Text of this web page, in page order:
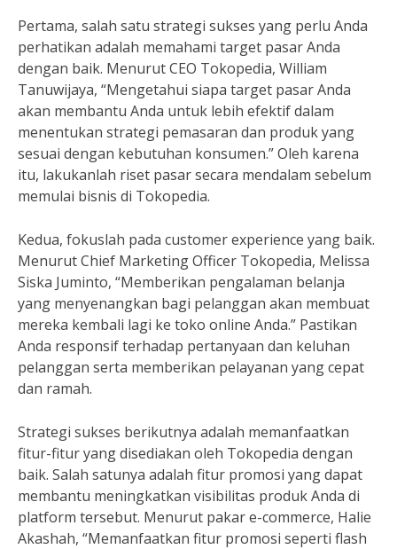
Pertama, salah satu strategi sukses yang perlu Anda
perhatikan adalah memahami target pasar Anda
dengan baik. Menurut CEO Tokopedia, William
Tanuwijaya, “Mengetahui siapa target pasar Anda
akan membantu Anda untuk lebih efektif dalam
menentukan strategi pemasaran dan produk yang
sesuai dengan kebutuhan konsumen.” Oleh karena
itu, lakukanlah riset pasar secara mendalam sebelum
memulai bisnis di Tokopedia.
Kedua, fokuslah pada customer experience yang baik.
Menurut Chief Marketing Officer Tokopedia, Melissa
Siska Juminto, “Memberikan pengalaman belanja
yang menyenangkan bagi pelanggan akan membuat
mereka kembali lagi ke toko online Anda.” Pastikan
Anda responsif terhadap pertanyaan dan keluhan
pelanggan serta memberikan pelayanan yang cepat
dan ramah.
Strategi sukses berikutnya adalah memanfaatkan
fitur-fitur yang disediakan oleh Tokopedia dengan
baik. Salah satunya adalah fitur promosi yang dapat
membantu meningkatkan visibilitas produk Anda di
platform tersebut. Menurut pakar e-commerce, Halie
Akashah, “Memanfaatkan fitur promosi seperti flash